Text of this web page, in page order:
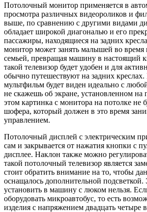
Потолочный монитор применяется в
просмотра различных видеороликов и
выше, по сравнению с другими видами
обладает широкой диагональю и его
пассажиры, находящиеся на задних
монитор может занять малышей во время
семьей, превращая машину в настоящий
такой телевизор будет удобен и для
обычно путешествуют на задних
мультфильм будет виден идеально с
не скажешь об экране, установленном на
этом картинка с монитора на потолке не
шофера, который должен в это время
управлением.
Потолочный дисплей с электрическим
сам и закрывается от нажатия кнопки с
дисплее. Наклон также можно
такой потолочный телевизор является
стоит обратить внимание на то, чтобы
оснащалось дополнительной подсветкой.
установить в машину с люком нельзя.
оборудовать микроавтобус, то есть
изделия с напряжением двадцать четыре